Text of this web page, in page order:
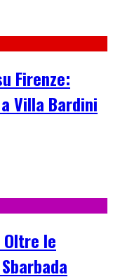
Firenze:
Villa Bardini
Oltre le